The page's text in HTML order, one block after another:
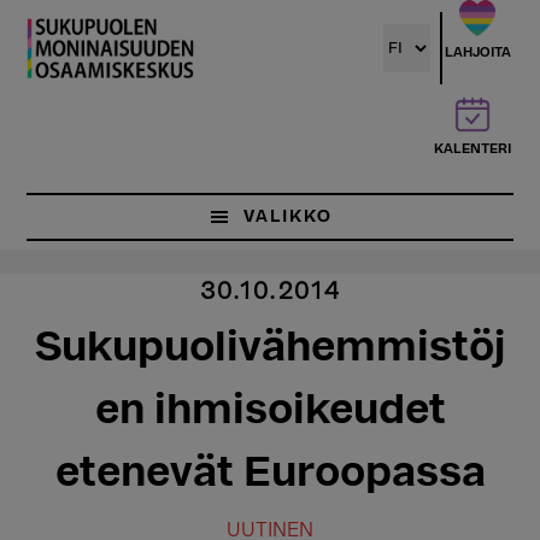
Hyppää
pääsisältöön
LAHJOITA
KALENTERI
VALIKKO
30.10.2014
Sukupuolivähemmistöj
en ihmisoikeudet
etenevät Euroopassa
UUTINEN